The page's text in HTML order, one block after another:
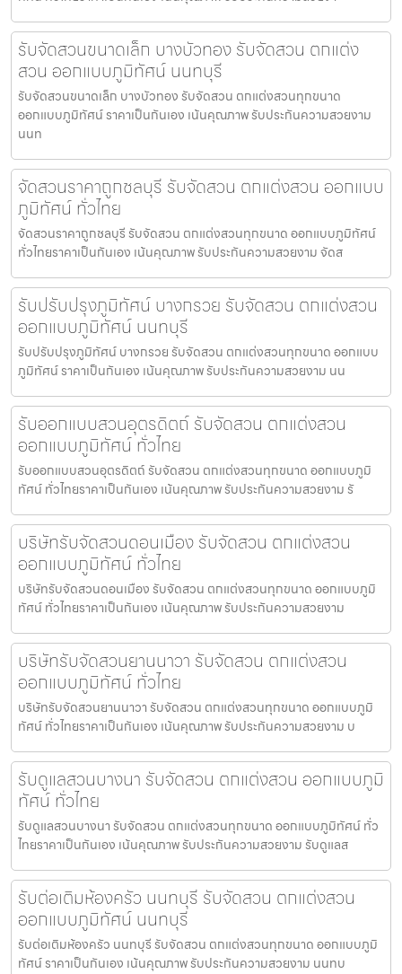
รับจัดสวนขนาดเล็ก บางบัวทอง รับจัดสวน ตกแต่ง
สวน ออกแบบภูมิทัศน์ นนทบุรี
รับจัดสวนขนาดเล็ก บางบัวทอง รับจัดสวน ตกแต่งสวนทุกขนาด
ออกแบบภูมิทัศน์ ราคาเป็นกันเอง เน้นคุณภาพ รับประกันความสวยงาม
นนท
จัดสวนราคาถูกชลบุรี รับจัดสวน ตกแต่งสวน ออกแบบ
ภูมิทัศน์ ทั่วไทย
จัดสวนราคาถูกชลบุรี รับจัดสวน ตกแต่งสวนทุกขนาด ออกแบบภูมิทัศน์
ทั่วไทยราคาเป็นกันเอง เน้นคุณภาพ รับประกันความสวยงาม จัดส
รับปรับปรุงภูมิทัศน์ บางกรวย รับจัดสวน ตกแต่งสวน
ออกแบบภูมิทัศน์ นนทบุรี
รับปรับปรุงภูมิทัศน์ บางกรวย รับจัดสวน ตกแต่งสวนทุกขนาด ออกแบบ
ภูมิทัศน์ ราคาเป็นกันเอง เน้นคุณภาพ รับประกันความสวยงาม นน
รับออกแบบสวนอุตรดิตถ์ รับจัดสวน ตกแต่งสวน
ออกแบบภูมิทัศน์ ทั่วไทย
รับออกแบบสวนอุตรดิตถ์ รับจัดสวน ตกแต่งสวนทุกขนาด ออกแบบภูมิ
ทัศน์ ทั่วไทยราคาเป็นกันเอง เน้นคุณภาพ รับประกันความสวยงาม รั
บริษัทรับจัดสวนดอนเมือง รับจัดสวน ตกแต่งสวน
ออกแบบภูมิทัศน์ ทั่วไทย
บริษัทรับจัดสวนดอนเมือง รับจัดสวน ตกแต่งสวนทุกขนาด ออกแบบภูมิ
ทัศน์ ทั่วไทยราคาเป็นกันเอง เน้นคุณภาพ รับประกันความสวยงาม
บริษัทรับจัดสวนยานนาวา รับจัดสวน ตกแต่งสวน
ออกแบบภูมิทัศน์ ทั่วไทย
บริษัทรับจัดสวนยานนาวา รับจัดสวน ตกแต่งสวนทุกขนาด ออกแบบภูมิ
ทัศน์ ทั่วไทยราคาเป็นกันเอง เน้นคุณภาพ รับประกันความสวยงาม บ
รับดูแลสวนบางนา รับจัดสวน ตกแต่งสวน ออกแบบภูมิ
ทัศน์ ทั่วไทย
รับดูแลสวนบางนา รับจัดสวน ตกแต่งสวนทุกขนาด ออกแบบภูมิทัศน์ ทั่ว
ไทยราคาเป็นกันเอง เน้นคุณภาพ รับประกันความสวยงาม รับดูแลส
รับต่อเติมห้องครัว นนทบุรี รับจัดสวน ตกแต่งสวน
ออกแบบภูมิทัศน์ นนทบุรี
รับต่อเติมห้องครัว นนทบุรี รับจัดสวน ตกแต่งสวนทุกขนาด ออกแบบภูมิ
ทัศน์ ราคาเป็นกันเอง เน้นคุณภาพ รับประกันความสวยงาม นนทบ